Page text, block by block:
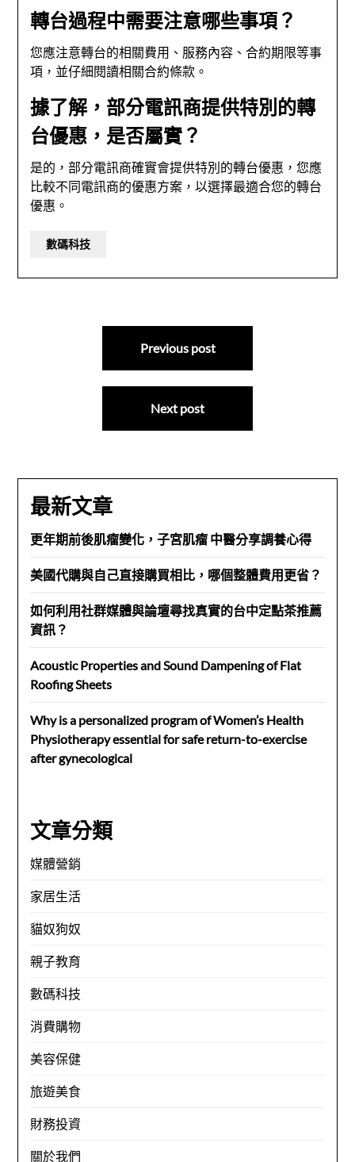
轉台過程中需要注意哪些事項？
您應注意轉台的相關費用、服務內容、合約期限等事
項，並仔細閱讀相關合約條款。
據了解，部分電訊商提供特別的轉
台優惠，是否屬實？
是的，部分電訊商確實會提供特別的轉台優惠，您應
比較不同電訊商的優惠方案，以選擇最適合您的轉台
優惠。
數碼科技
Previous post
Next post
最新文章
更年期前後肌瘤變化，子宮肌瘤 中醫分享調養心得
美國代購與自己直接購買相比，哪個整體費用更省？
如何利用社群媒體與論壇尋找真實的台中定點茶推薦
資訊？
Acoustic Properties and Sound Dampening of Flat
Roofing Sheets
Why is a personalized program of Women’s Health
Physiotherapy essential for safe return-to-exercise
after gynecological
文章分類
媒體營銷
家居生活
貓奴狗奴
親子教育
數碼科技
消費購物
美容保健
旅遊美食
財務投資
關於我們